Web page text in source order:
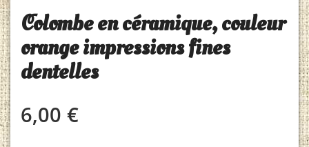
Colombe en céramique, couleur
orange impressions fines
dentelles
6,00 €